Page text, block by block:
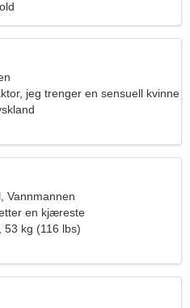
jeg trenger en sensuell kvinne
Vannmannen
en kjæreste
53 kg (116 lbs)